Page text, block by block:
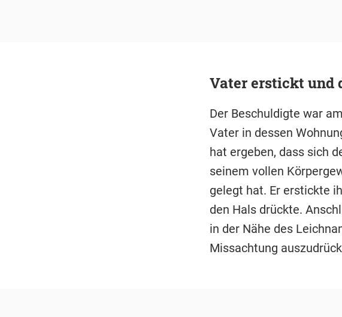
Vater erstickt und
Der Beschuldigte war
Vater in dessen
hat ergeben, dass sich
seinem vollen
gelegt hat. Er erstickte
den Hals drückte.
in der Nähe des
Missachtung